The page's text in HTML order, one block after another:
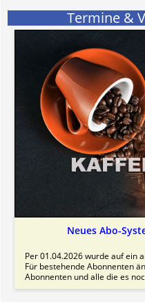
Termine &
Neues Abo-
Per 01.04.2026 wurde auf ein
Für bestehende Abonnenten
Abonnenten und alle die es